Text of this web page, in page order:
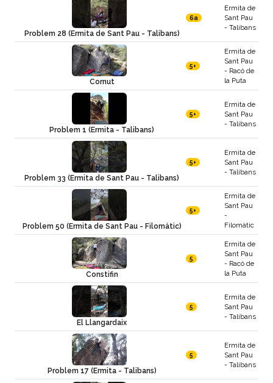
Problem 28 (Ermita de Sant Pau - Talibans)
6a
Ermita de
Sant Pau
- Talibans
Cornut
5+
Ermita de
Sant Pau
- Racó de
la Puta
Problem 1 (Ermita - Talibans)
5+
Ermita de
Sant Pau
- Talibans
Problem 33 (Ermita de Sant Pau - Talibans)
5+
Ermita de
Sant Pau
- Talibans
Problem 50 (Ermita de Sant Pau - Filomàtic)
5+
Ermita de
Sant Pau
-
Filomàtic
Constifin
5
Ermita de
Sant Pau
- Racó de
la Puta
El Llangardaix
5
Ermita de
Sant Pau
- Talibans
Problem 17 (Ermita - Talibans)
5
Ermita de
Sant Pau
- Talibans